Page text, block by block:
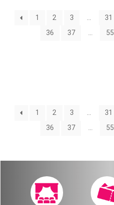
Календарь
Политика сайта
1 2 3 … 31
36
37 … 55
1 2 3 … 31
36
37 … 55